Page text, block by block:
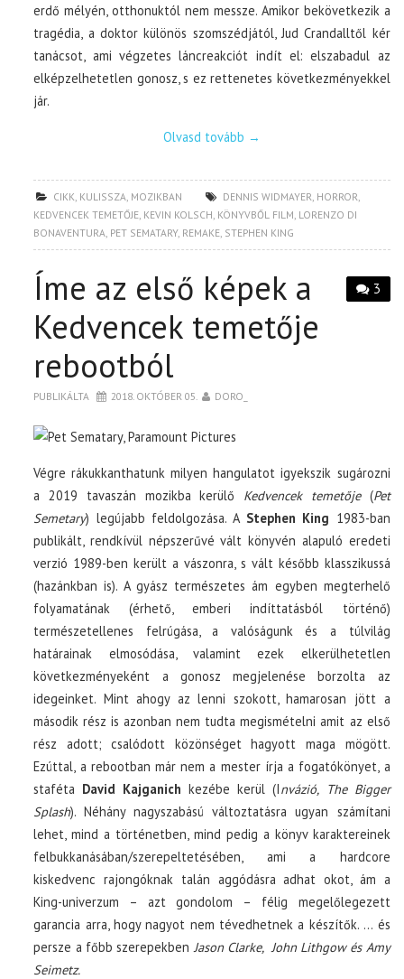
erdő mélyén, otthonuktól nem messze. Amikor bekövetkezik a
tragédia, a doktor különös szomszédjától, Jud Crandalltől kér
tanácsot, ami végzetes láncreakciót indít el: elszabadul az
elképzelhetetlen gonosz, s ez rettenetes következményekkel
jár.
Olvasd tovább →
CIKK KULISSZA MOZIKBAN DENNIS WIDMAYER HORROR
KEDVENCEK TEMETŐJE KEVIN KOLSCH KÖNYVBŐL FILM LORENZO DI
BONAVENTURA PET SEMATARY, REMAKE STEPHEN KING
3
Íme az első képek a
Kedvencek temetője
rebootból
PUBLIKÁLTA 2018. OKTÓBER 05. DORO_
Végre rákukkanthatunk milyen hangulatot igyekszik sugározni
a 2019 tavaszán mozikba kerülő Kedvencek temetője(Pet
Semetary) legújabb feldolgozása. A Stephen King 1983-ban
publikált, rendkívül népszerűvé vált könyvén alapuló eredeti
verzió 1989-ben került a vászonra, s vált később klasszikussá
(hazánkban is). A gyász természetes ám egyben megterhelő
folyamatának (érhető, emberi indíttatásból történő)
természetellenes felrúgása, a valóságunk és a túlvilág
határainak elmosódása, valamint ezek elkerülhetetlen
következményeként a gonosz megjelenése borzolta az
idegeinket. Mint ahogy az lenni szokott, hamarosan jött a
második rész is azonban nem tudta megismételni amit az első
rész adott; csalódott közönséget hagyott maga mögött.
Ezúttal, a rebootban már nem a mester írja a fogatókönyet, a
staféta David Kajganichkezébe kerül (Invázió, The Bigger
Splash). Néhány nagyszabású változtatásra ugyan számítani
lehet, mind a történetben, mind pedig a könyv karaktereinek
felbukkanásában/szerepeltetésében, ami a hardcore
kiskedvenc rajongóknak talán aggódásra adhat okot, ám a
King-univerzum – azt gondolom – félig megelőlegezett
garancia arra, hogy nagyot nem tévedhetnek a készítők. … és
persze a főbb szerepekben Jason Clarke, John Lithgow és Amy
Seimetz.